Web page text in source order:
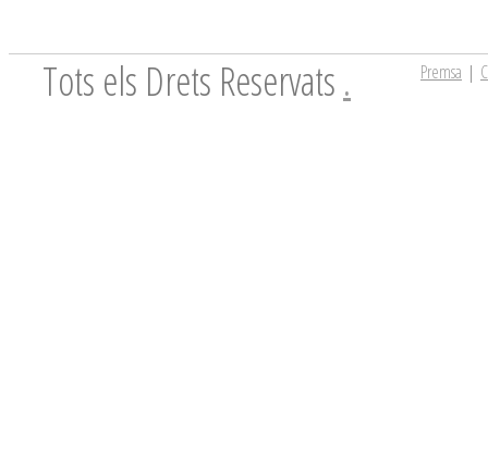
Tots els Drets Reservats . Premsa |